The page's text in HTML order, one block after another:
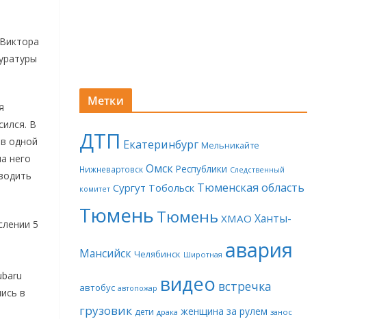
В
одной
него
5
в
Метки
ДТП Екатеринбург Мельникайте
Нижневартовск Омск Республики Следственный
комитет Сургут Тобольск Тюменская область
ТюменьТюмень ХМАО Ханты-
Мансийск Челябинск Широтная авария
автобус автопожар видео встречка
грузовик дети драка женщина за рулем занос